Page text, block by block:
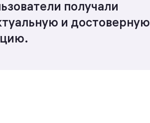
получали
и достоверную